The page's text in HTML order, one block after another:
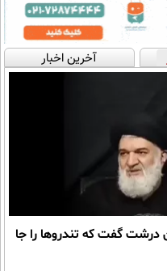
آخرین اخبار
درشت گفت که تندروها را جا